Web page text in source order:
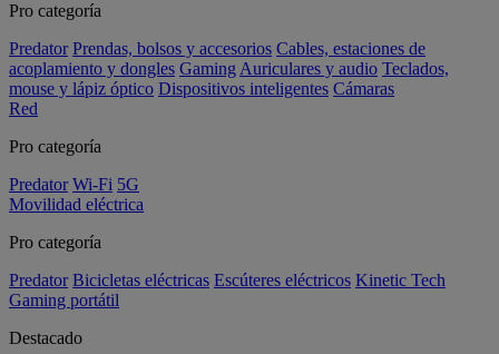
Pro categoría
Predator Prendas, bolsos y accesorios Cables, estaciones de
acoplamiento y dongles Gaming Auriculares y audio Teclados,
mouse y lápiz óptico Dispositivos inteligentes Cámaras
Red
Pro categoría
Predator Wi-Fi 5G
Movilidad eléctrica
Pro categoría
Predator Bicicletas eléctricas Escúteres eléctricos Kinetic Tech
Gaming portátil
Destacado